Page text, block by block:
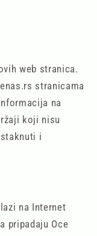
web stranica.
stranicama
na
koji nisu
i
na Internet
pripadaju Oce